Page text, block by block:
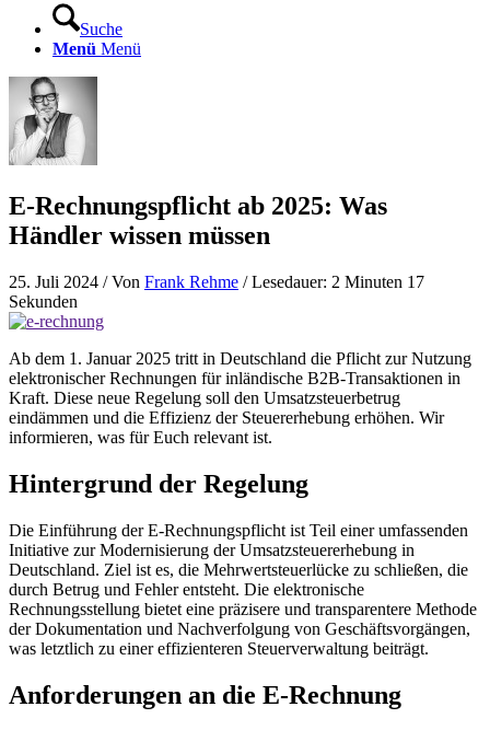
Suche
Menü Menü
E-Rechnungspflicht ab 2025: Was
Händler wissen müssen
25. Juli 2024 / Von Frank Rehme / Lesedauer: 2 Minuten 17
Sekunden
Ab dem 1. Januar 2025 tritt in Deutschland die Pflicht zur Nutzung
elektronischer Rechnungen für inländische B2B-Transaktionen in
Kraft. Diese neue Regelung soll den Umsatzsteuerbetrug
eindämmen und die Effizienz der Steuererhebung erhöhen. Wir
informieren, was für Euch relevant ist.
Hintergrund der Regelung
Die Einführung der E-Rechnungspflicht ist Teil einer umfassenden
Initiative zur Modernisierung der Umsatzsteuererhebung in
Deutschland. Ziel ist es, die Mehrwertsteuerlücke zu schließen, die
durch Betrug und Fehler entsteht. Die elektronische
Rechnungsstellung bietet eine präzisere und transparentere Methode
der Dokumentation und Nachverfolgung von Geschäftsvorgängen,
was letztlich zu einer effizienteren Steuerverwaltung beiträgt.
Anforderungen an die E-Rechnung